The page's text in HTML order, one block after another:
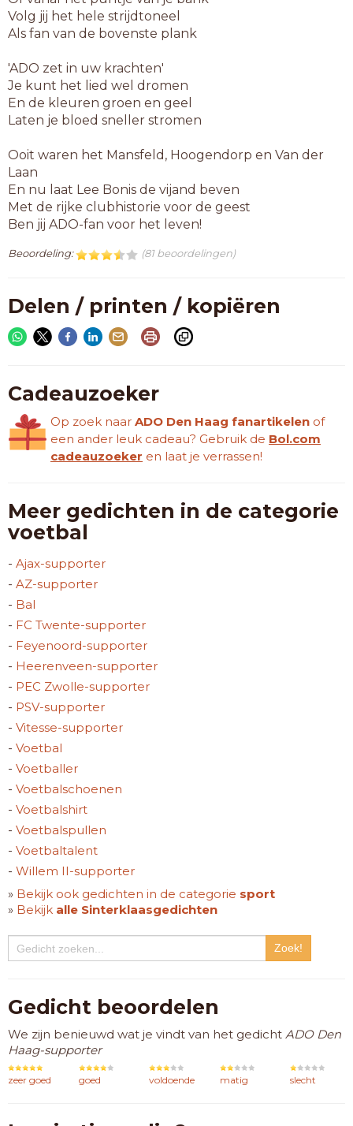
Volg jij het hele strijdtoneel
Als fan van de bovenste plank
'ADO zet in uw krachten'
Je kunt het lied wel dromen
En de kleuren groen en geel
Laten je bloed sneller stromen
Ooit waren het Mansfeld, Hoogendorp en Van der
Laan
En nu laat Lee Bonis de vijand beven
Met de rijke clubhistorie voor de geest
Ben jij ADO-fan voor het leven!
Beoordeling: (81 beoordelingen)
Delen / printen / kopiëren
Cadeauzoeker
Op zoek naar ADO Den Haag fanartikelen of
een ander leuk cadeau? Gebruik de Bol.com
cadeauzoeker en laat je verrassen!
Meer gedichten in de categorie
voetbal
- Ajax-supporter
- AZ-supporter
- Bal
- FC Twente-supporter
- Feyenoord-supporter
- Heerenveen-supporter
- PEC Zwolle-supporter
- PSV-supporter
- Vitesse-supporter
- Voetbal
- Voetballer
- Voetbalschoenen
- Voetbalshirt
- Voetbalspullen
- Voetbaltalent
- Willem II-supporter
» Bekijk ook gedichten in de categorie sport
» Bekijk alle Sinterklaasgedichten
Gedicht beoordelen
We zijn benieuwd wat je vindt van het gedicht ADO Den
Haag-supporter
zeer goed goed voldoende matig slecht